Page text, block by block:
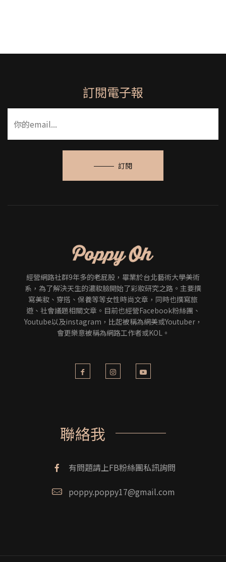
訂閱電子報
訂閱
經營網路社群9年多的老屁股，畢業於台北藝術大學美術
系，為了解決天生的濃妝臉開始了彩妝研究之路。主要撰
寫美妝、穿搭、保養等等女性時尚文章，同時也撰寫旅
遊、社會議題相關文章。目前也經營Facebook粉絲團、
Youtube以及instagram，比起被稱為網美或Youtuber，
會更樂意被稱為網路工作者或KOL。
聯絡我
有問題請上FB粉絲團私訊詢問
poppy.poppy17@gmail.com